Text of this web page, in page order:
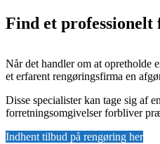
Find et
Når det handler om at opretholde
et erfarent rengøringsfirma en
Disse specialister kan tage sig af
forretningsomgivelser forbliver
Indhent tilbud på rengøring her